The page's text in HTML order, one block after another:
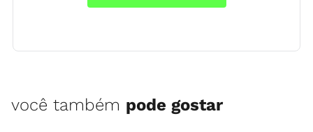
você também pode gostar